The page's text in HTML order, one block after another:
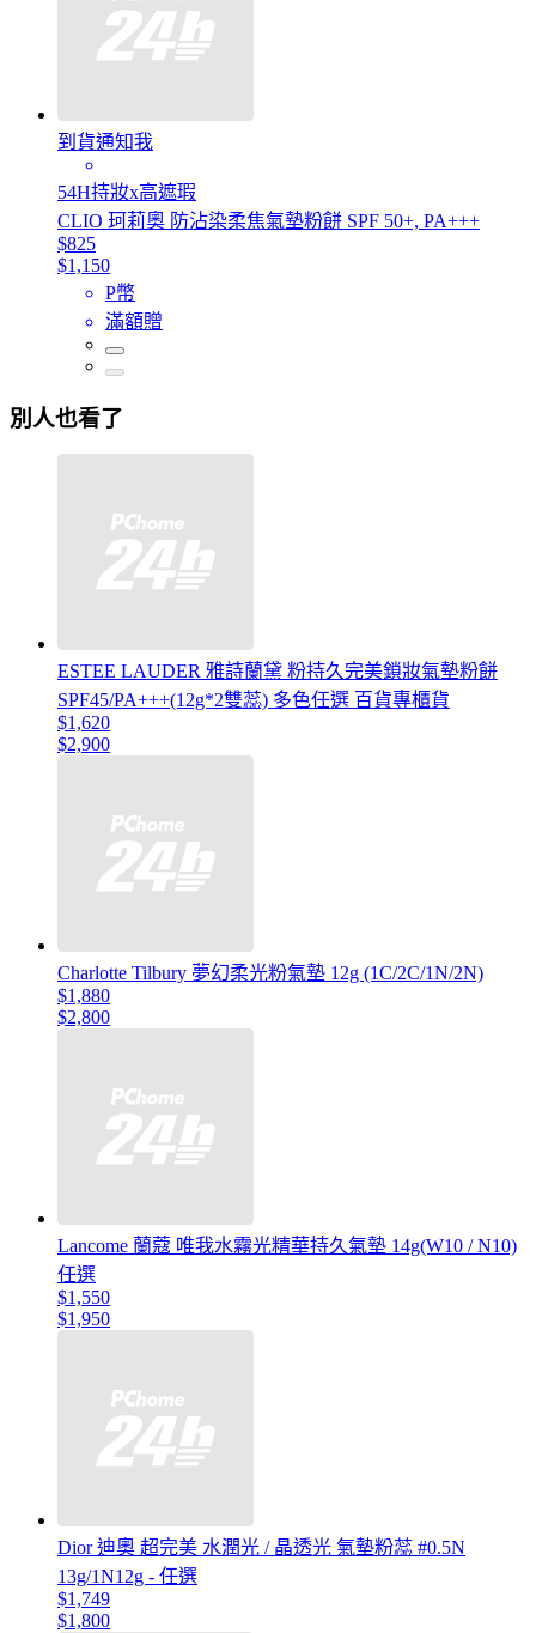
到貨通知我
54H持妝x高遮瑕
CLIO 珂莉奧 防沾染柔焦氣墊粉餅 SPF 50+, PA+++
$825
$1,150
P幣
滿額贈
別人也看了
ESTEE LAUDER 雅詩蘭黛 粉持久完美鎖妝氣墊粉餅
SPF45/PA+++(12g*2雙蕊) 多色任選 百貨專櫃貨
$1,620
$2,900
Charlotte Tilbury 夢幻柔光粉氣墊 12g (1C/2C/1N/2N)
$1,880
$2,800
Lancome 蘭蔻 唯我水霧光精華持久氣墊 14g(W10 / N10)
任選
$1,550
$1,950
Dior 迪奧 超完美 水潤光 / 晶透光 氣墊粉蕊 #0.5N
13g/1N12g - 任選
$1,749
$1,800